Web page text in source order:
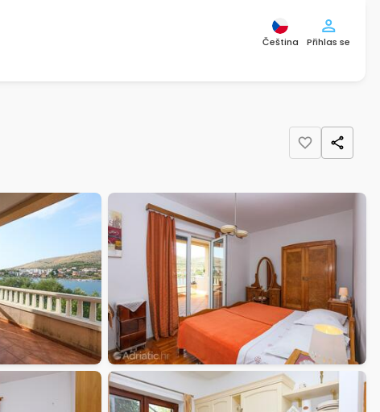
Čeština Přihlas se